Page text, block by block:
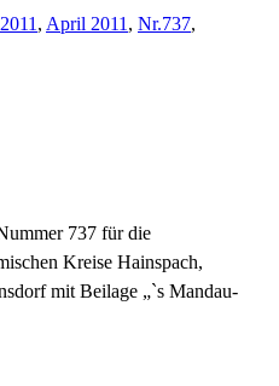
, April 2011 , Nr.737,
737 für die
Kreise Hainspach,
mit Beilage „`s Mandau-